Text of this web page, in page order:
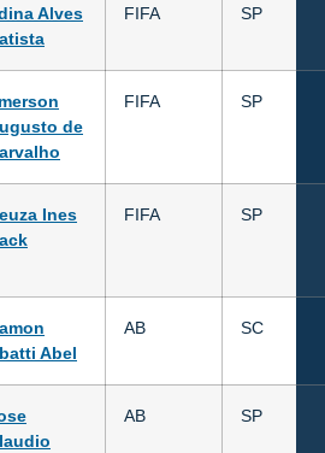
Alves
FIFA SP
de
FIFA SP
Ines
FIFA SP
Abel
AB SC
AB SP